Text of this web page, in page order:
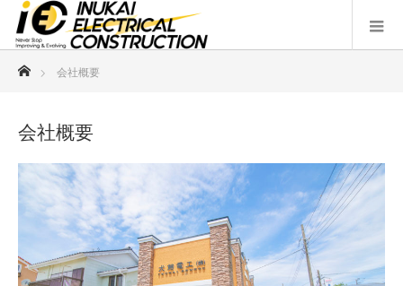
ホーム
会社概要
会社概要